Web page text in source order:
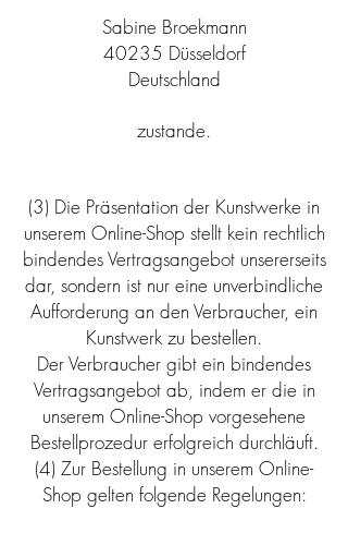
Sabine Broekmann
40235 Düsseldorf
Deutschland
zustande.
(3) Die Präsentation der Kunstwerke in
unserem Online-Shop stellt kein rechtlich
bindendes Vertragsangebot unsererseits
dar, sondern ist nur eine unverbindliche
Aufforderung an den Verbraucher, ein
Kunstwerk zu bestellen.
Der Verbraucher gibt ein bindendes
Vertragsangebot ab, indem er die in
unserem Online-Shop vorgesehene
Bestellprozedur erfolgreich durchläuft.
(4) Zur Bestellung in unserem Online-
Shop gelten folgende Regelungen: